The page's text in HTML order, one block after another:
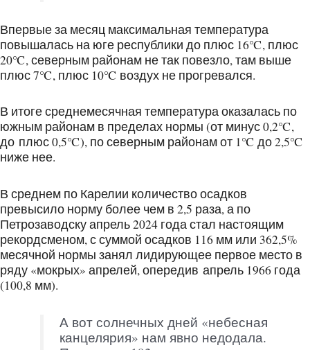
Впервые за месяц максимальная температура
повышалась на юге республики до плюс 16℃, плюс
20℃, северным районам не так повезло, там выше
плюс 7℃, плюс 10℃ воздух не прогревался.
В итоге среднемесячная температура оказалась по
южным районам в пределах нормы (от минус 0,2℃,
до плюс 0,5℃), по северным районам от 1℃ до 2,5℃
ниже нее.
В среднем по Карелии количество осадков
превысило норму более чем в 2,5 раза, а по
Петрозаводску апрель 2024 года стал настоящим
рекордсменом, с суммой осадков 116 мм или 362,5%
месячной нормы занял лидирующее первое место в
ряду «мокрых» апрелей, опередив апрель 1966 года
(100,8 мм).
А вот солнечных дней «небесная
канцелярия» нам явно недодала.